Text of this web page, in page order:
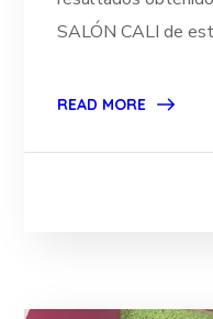
SALÓN CALI de
READ MORE